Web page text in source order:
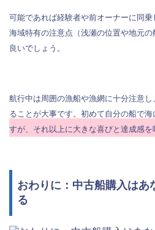
可能であれば経験者や前オーナーに同
海域特有の注意点（浅瀬の位置や地元
良いでしょう。
航行中は周囲の漁船や漁網に十分注意
ることが大事です。初めて自分の船で
すが、それ以上に大きな喜びと達成感を
おわりに：中古船購入はあ
る